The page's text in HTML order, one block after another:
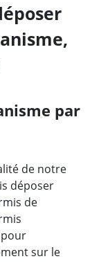
par
de notre
déposer
de
sur le